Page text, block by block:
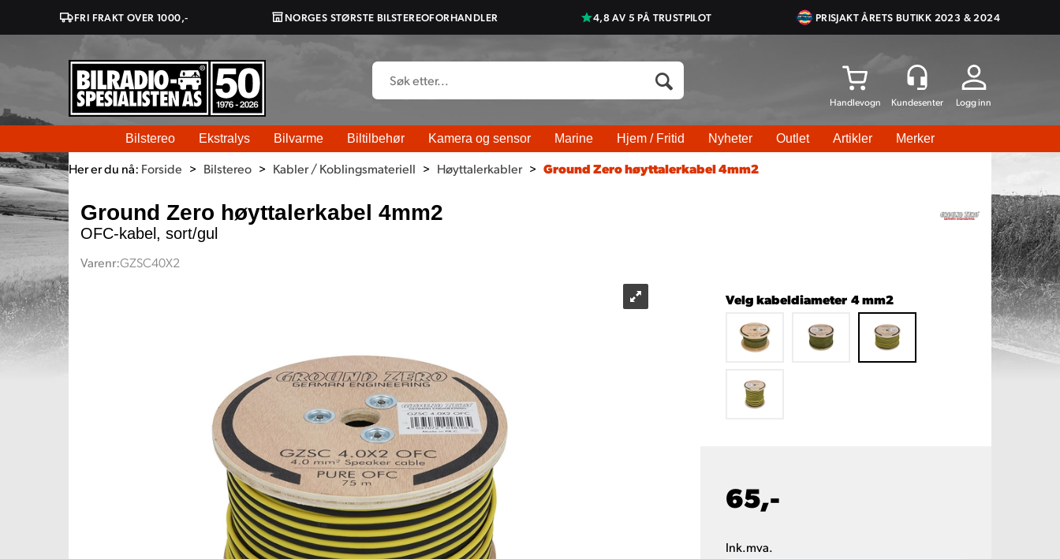
FRI FRAKT OVER 1000,- NORGES STØRSTE BILSTEREOFORHANDLER 4,8 AV 5 PÅ TRUSTPILOT PRISJAKT ÅRETS BUTIKK 2023 & 2024
Logg inn
Bilstereo Ekstralys Bilvarme Biltilbehør Kamera og sensor Marine Hjem / Fritid Nyheter Outlet Artikler Merker
Her er du nå: Forside > Bilstereo > Kabler / Koblingsmateriell > Høyttalerkabler > Ground Zero høyttalerkabel 4mm2
Ground Zero høyttalerkabel 4mm2
OFC-kabel, sort/gul
Varenr:GZSC40X2
Velg kabeldiameter 4 mm2
65,-
Ink.mva.